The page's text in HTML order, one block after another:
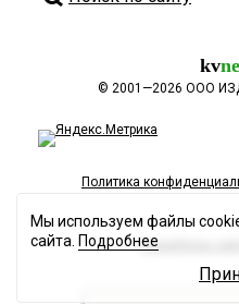
kv
© 2001—2026 ООО
Политика
Разработка
Мы используем файлы
сайта. Подробнее